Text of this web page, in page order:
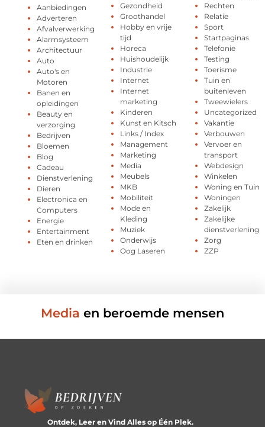
Aanbiedingen
Adverteren
Afvalverwerking
Alarmsysteem
Architectuur
Auto
Auto's en
Motoren
Banen en
opleidingen
Beauty en
verzorging
Bedrijven
Bloemen
Blog
Cadeau
Dienstverlening
Dieren
Electronica en
Computers
Energie
Entertainment
Eten en drinken
Gezondheid
Groothandel
Hobby en vrije
tijd
Horeca
Huishoudelijk
Industrie
Internet
Internet
marketing
Kinderen
Kunst en Kitsch
Links / Index
Management
Marketing
Media
Meubels
MKB
Mobiliteit
Mode en
Kleding
Muziek
Onderwijs
Oog Laseren
Rechten
Relatie
Sport
Startpaginas
Telefonie
Testing
Toerisme
Tuin en
buitenleven
Tweewielers
Uncategorized
Vakantie
Verbouwen
Vervoer en
transport
Webdesign
Winkelen
Woning en Tuin
Woningen
Zakelijk
Zakelijke
dienstverlening
Zorg
ZZP
Media en beroemde mensen
Ontdek, Leer en Vind Alles op Één Plek.